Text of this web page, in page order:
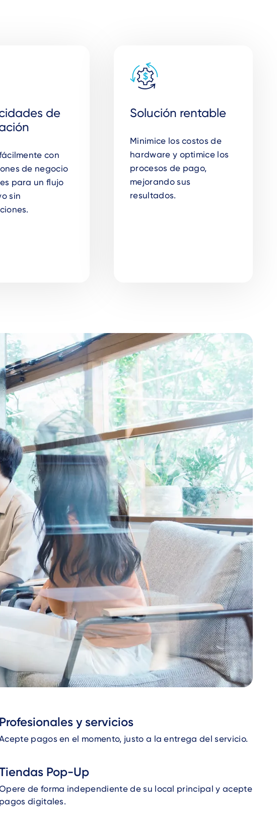
de
con
de negocio
para un flujo
sin
Solución rentable
Minimice los costos de
hardware y optimice los
procesos de pago,
mejorando sus
resultados.
Profesionales y servicios
pagos en el momento, justo a la entrega del servicio.
Pop-Up
de forma independiente de su local principal y acepte
pagos digitales.